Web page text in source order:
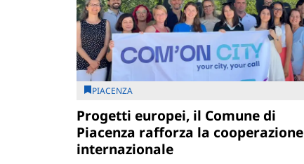
PIACENZA
Progetti europei, il Comune di
Piacenza rafforza la cooperazione
internazionale